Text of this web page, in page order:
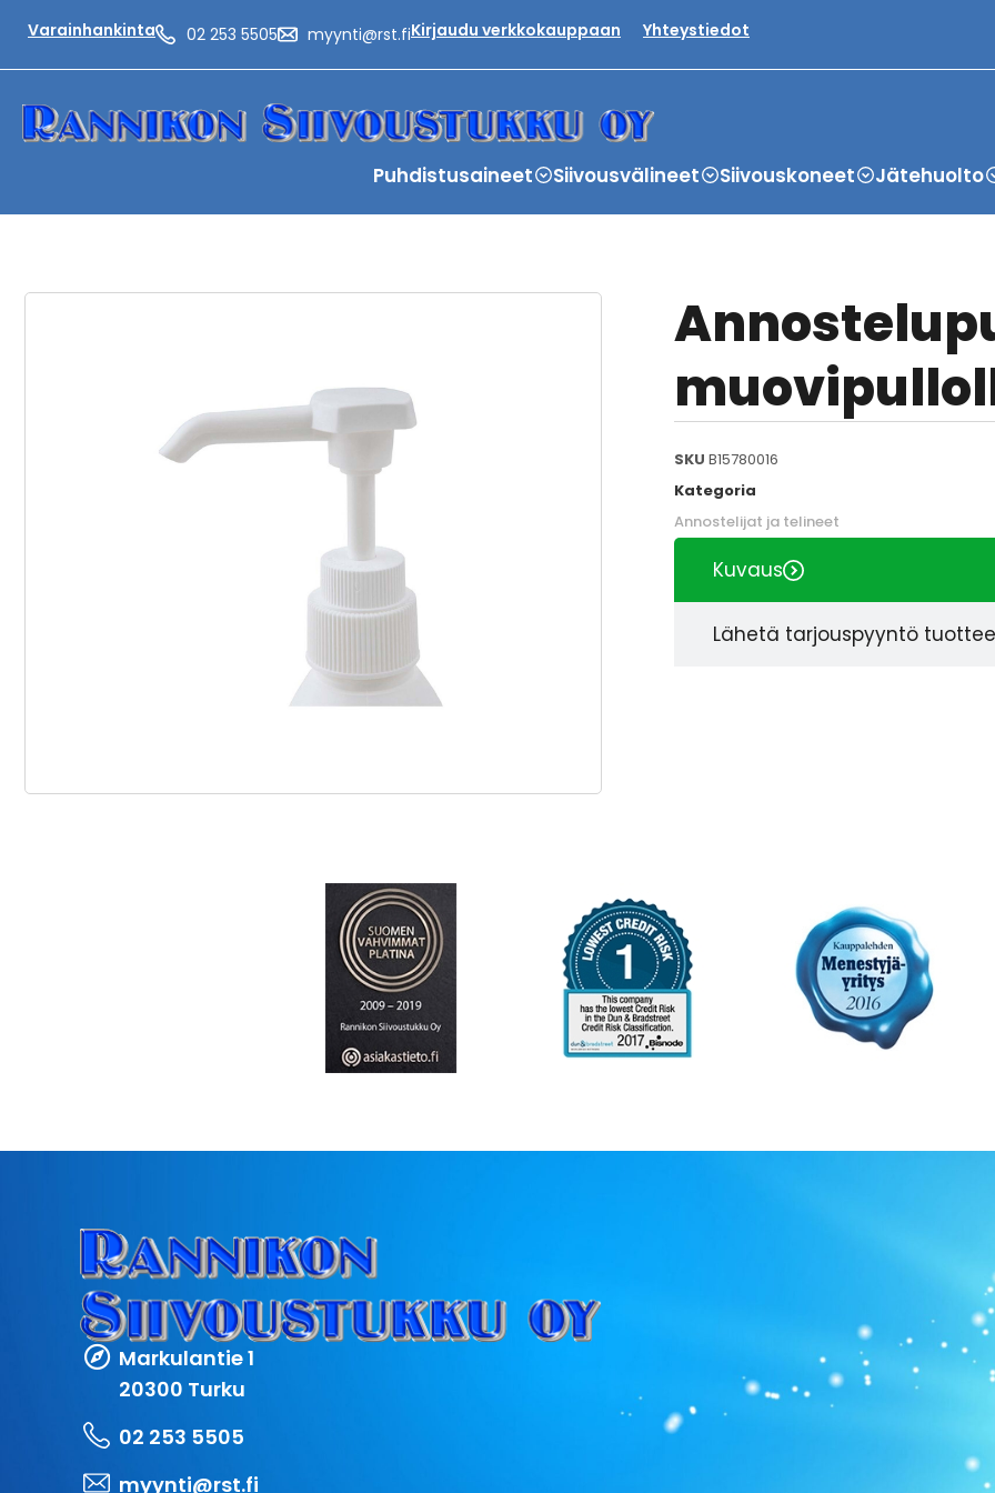
Varainhankinta 02 253 5505 myynti@rst.fiKirjaudu verkkokauppaan Yhteystiedot
Puhdistusaineet Siivousvälineet Siivouskoneet Jätehuolto
SKU B15780016
Kategoria
Annostelijat ja telineet
Kuvaus
Lähetä tarjouspyyntö
Markulantie 1
20300 Turku
02 253 5505
myynti@rst.fi